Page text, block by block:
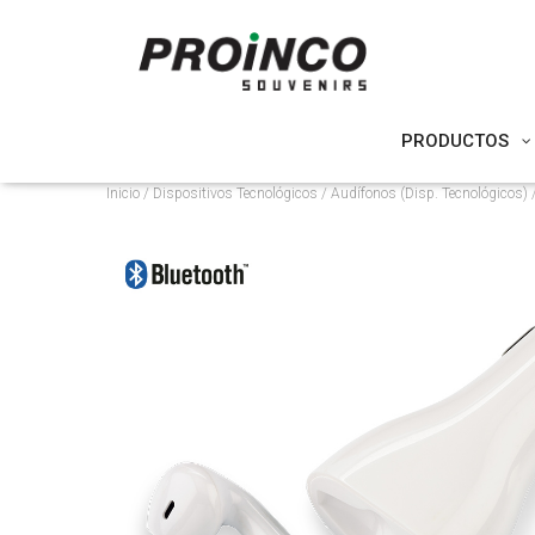
PRODUCTOS
Inicio/ Dispositivos Tecnológicos / Audífonos (Disp. Tecnológicos)